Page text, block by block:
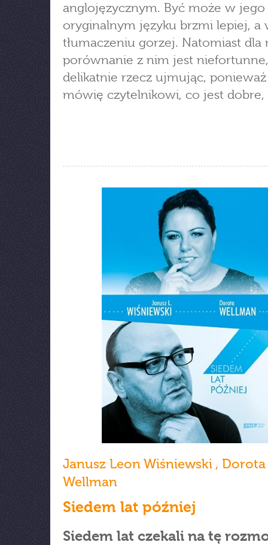
anglojęzycznym. Być może w jego
oryginalnym języku brzmi lepiej, a
tłumaczeniu gorzej. Natomiast dla
porównanie z nim jest niefortunne,
delikatnie rzecz ujmując,
mówię czytelnikowi, co jest dobre,
Janusz Leon Wiśniewski , Dorota
Wellman
Siedem lat później
Siedem lat czekali na tę